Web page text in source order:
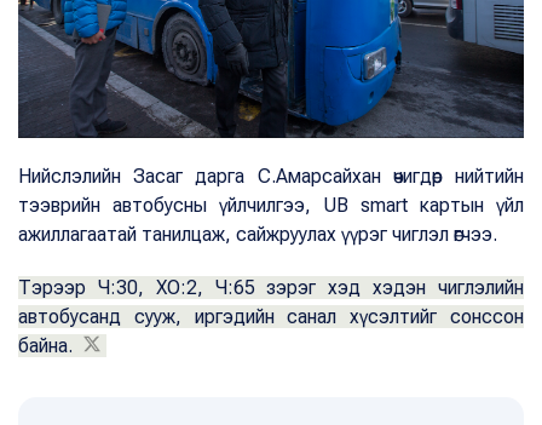
Нийслэлийн Засаг дарга С.Амарсайхан өчигдөр нийтийн
тээврийн автобусны үйлчилгээ, UB smart картын үйл
ажиллагаатай танилцаж, сайжруулах үүрэг чиглэл өгчээ.
Тэрээр Ч:30, ХО:2, Ч:65 зэрэг хэд хэдэн чиглэлийн
автобусанд сууж, иргэдийн санал хүсэлтийг сонссон
байна.